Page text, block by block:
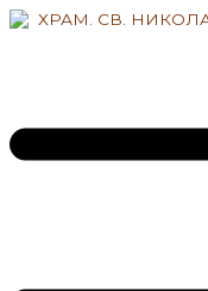
Перейти